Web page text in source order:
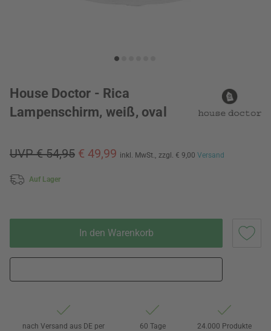
House Doctor - Rica
Lampenschirm, weiß, oval
UVP € 54,95 € 49,99 inkl. MwSt., zzgl. € 9,00 Versand
Auf Lager
In den Warenkorb
nach Versand aus DE per
60 Tage
24.000 Produkte